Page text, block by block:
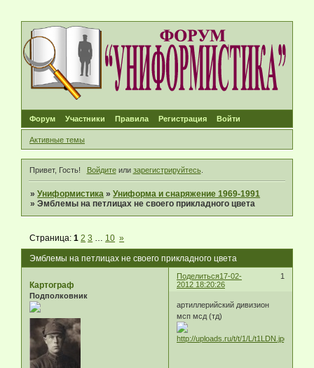
Форум Участники Правила Регистрация Войти
Активные темы
Привет, Гость! Войдитеили зарегистрируйтесь.
»Униформистика »Униформа и снаряжение 1969-1991
»Эмблемы на петлицах не своего прикладного цвета
Эмблемы на петлицах не своего прикладного цвета
Страница:1 2 3 10 »
Поделиться 1
17-02-
2012 18:20:26
Картограф
Подполковник
артиллерийский дивизион
мсп мсд (тд)